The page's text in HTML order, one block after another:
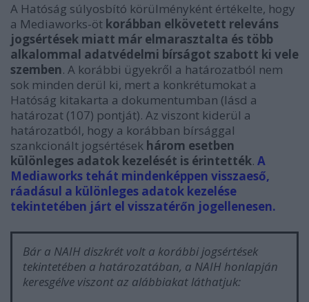
A Hatóság súlyosbító körülményként értékelte, hogy
a Mediaworks-öt korábban elkövetett releváns
jogsértések miatt már elmarasztalta és több
alkalommal adatvédelmi bírságot szabott ki vele
szemben. A korábbi ügyekről a határozatból nem
sok minden derül ki, mert a konkrétumokat a
Hatóság kitakarta a dokumentumban (lásd a
határozat (107) pontját). Az viszont kiderül a
határozatból, hogy a korábban bírsággal
szankcionált jogsértések három esetben
különleges adatok kezelését is érintették. A
Mediaworks tehát mindenképpen visszaeső,
ráadásul a különleges adatok kezelése
tekintetében járt el visszatérőn jogellenesen.
Bár a NAIH diszkrét volt a korábbi jogsértések
tekintetében a határozatában, a NAIH honlapján
keresgélve viszont az alábbiakat láthatjuk: